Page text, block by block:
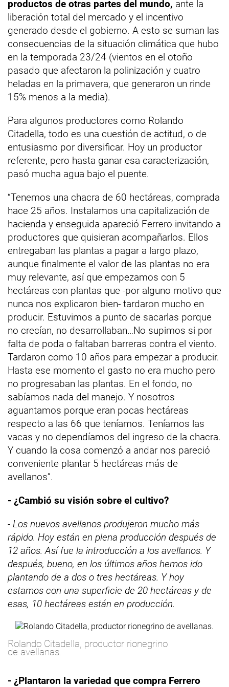
productos de otras partes del mundo, ante la
liberación total del mercado y el incentivo
generado desde el gobierno. A esto se suman las
consecuencias de la situación climática que hubo
en la temporada 23/24 (vientos en el otoño
pasado que afectaron la polinización y cuatro
heladas en la primavera, que generaron un rinde
15% menos a la media).
Para algunos productores como Rolando
Citadella, todo es una cuestión de actitud, o de
entusiasmo por diversificar. Hoy un productor
referente, pero hasta ganar esa caracterización,
pasó mucha agua bajo el puente.
“Tenemos una chacra de 60 hectáreas, comprada
hace 25 años. Instalamos una capitalización de
hacienda y enseguida apareció Ferrero invitando a
productores que quisieran acompañarlos. Ellos
entregaban las plantas a pagar a largo plazo,
aunque finalmente el valor de las plantas no era
muy relevante, así que empezamos con 5
hectáreas con plantas que -por alguno motivo que
nunca nos explicaron bien- tardaron mucho en
producir. Estuvimos a punto de sacarlas porque
no crecían, no desarrollaban…No supimos si por
falta de poda o faltaban barreras contra el viento.
Tardaron como 10 años para empezar a producir.
Hasta ese momento el gasto no era mucho pero
no progresaban las plantas. En el fondo, no
sabíamos nada del manejo. Y nosotros
aguantamos porque eran pocas hectáreas
respecto a las 66 que teníamos. Teníamos las
vacas y no dependíamos del ingreso de la chacra.
Y cuando la cosa comenzó a andar nos pareció
conveniente plantar 5 hectáreas más de
avellanos”.
- ¿Cambió su visión sobre el cultivo?
- Los nuevos avellanos produjeron mucho más
rápido. Hoy están en plena producción después de
12 años. Así fue la introducción a los avellanos. Y
después, bueno, en los últimos años hemos ido
plantando de a dos o tres hectáreas. Y hoy
estamos con una superficie de 20 hectáreas y de
esas, 10 hectáreas están en producción.
Rolando Citadella, productor rionegrino
de avellanas.
- ¿Plantaron la variedad que compra Ferrero